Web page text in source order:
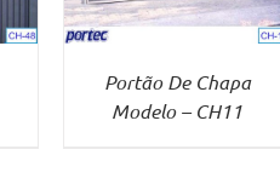
Portão De Chapa
Modelo – CH11